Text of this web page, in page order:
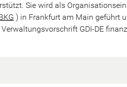
Sie wird als
) in Frankfurt am Main geführt
GDI-DE